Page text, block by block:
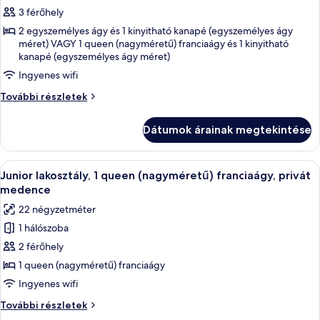
megtekintése:
Deluxe
Room
Sea
View
with
Access
3 férőhely
2 egyszemélyes ágy és 1 kinyitható kanapé (egyszemélyes ágy
méret) VAGY 1 queen (nagyméretű) franciaágy és 1 kinyitható
kanapé (egyszemélyes ágy méret)
Ingyenes wifi
További részletek
Deluxe
with
Business
Lounge
Access
részletei
Dátumok árainak megtekintése
A
következő
szoba
összes
képének
megtekintése:
Junior
lakosztály,
1
queen
Egy szállodai szoba, amelyben
8
Junior lakosztály, 1 queen (nagyméretű) franciaágy, privát
medence
22 négyzetméter
1 hálószoba
2 férőhely
1 queen (nagyméretű) franciaágy
Ingyenes wifi
További részletek
Junior